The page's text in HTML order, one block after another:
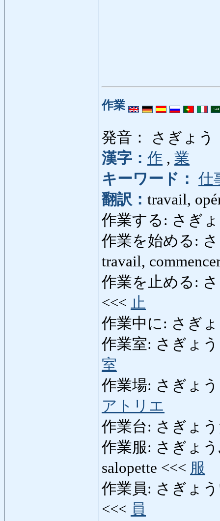
作業
発音： さぎょう
漢字： 作 , 業
キーワード： 仕
翻訳： travail,
作業する: さぎ
作業を始める:
travail,
作業を止める:
<<< 止
作業中に: さぎ
作業室: さぎょう
室
作業場: さぎょ
アトリエ
作業台: さぎょ
作業服: さぎょう
salopette <<< 服
作業員: さぎょう
<<< 員